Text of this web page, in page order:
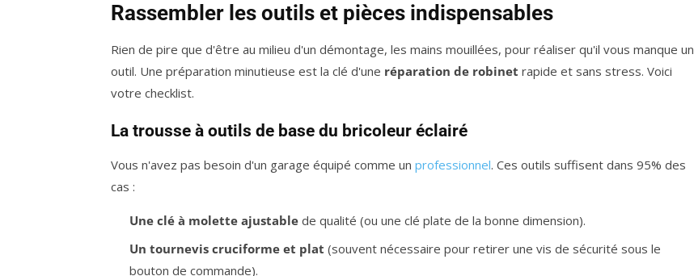
Rassembler les outils et pièces indispensables
Rien de pire que d'être au milieu d'un démontage, les mains mouillées, pour réaliser qu'il vous manque un
outil. Une préparation minutieuse est la clé d'une réparation de robinet rapide et sans stress. Voici
votre checklist.
La trousse à outils de base du bricoleur éclairé
Vous n'avez pas besoin d'un garage équipé comme un professionnel. Ces outils suffisent dans 95% des
cas :
Une clé à molette ajustablede qualité (ou une clé plate de la bonne dimension).
Un tournevis cruciforme et plat (souvent nécessaire pour retirer une vis de sécurité sous le
bouton de commande).